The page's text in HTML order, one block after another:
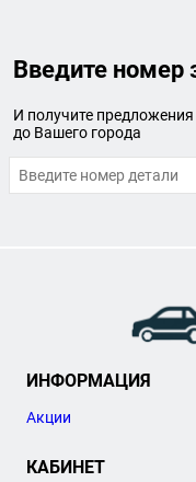
Введите номер
И получите
до Вашего города
ИНФОРМАЦИЯ
Акции
КАБИНЕТ